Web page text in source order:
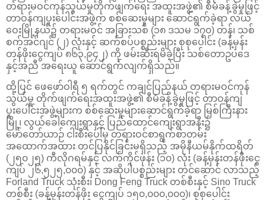
တရားမဝင်ကုန်သွယ်မှုတိုက်ဖျက်ရေး အထူးအဖွဲ့၏ စီမံခန့်ခွဲမှုဖြင့်
တာဝန်ကျပူးပေါင်းအဖွဲ့က စစ်ဆေးမှုများ ဆောင်ရွက်ခဲ့ရာ လယ်
ဝေးမြို့နယ်၌ တရားမဝင် အခြားသစ် (၁၈ ဒသမ ၁၇၀) တန်၊ သစ်
စက်အင်ဂျင် (၂) လုံးနှင့် ဆက်စပ်ပစ္စည်းများ စုစုပေါင်း (ခန့်မှန်း
တန်ဖိုးငွေကျပ် ၈၆၃,၉၄၂) ကို ဖမ်းဆီးရမိခဲ့ပြီး သစ်တောဥပဒေ
နှင့်အညီ အရေးယူ ဆောင်ရွက်လျက်ရှိသည်။
ထို့ပြင် ဖေဖော်ဝါရီ ၅ ရက်တွင် ကချင်ပြည်နယ် တရားမဝင်ကုန်
သွယ်မှု တိုက်ဖျက်ရေးအထူးအဖွဲ့၏ စီမံခန့်ခွဲမှုဖြင့် တာဝန်ကျ
ပူးပေါင်းအဖွဲ့များက စစ်ဆေးမှုများဆောင်ရွက်ခဲ့ရာ မြစ်ကြီးနား
မြို့၊ လွယ်ခေါကျေးရွာနှင့် ပြည်ထောင်ကျေးရွာအနီး၌
မော်တော်ယာဉ် ငါးစီးပေါ်မှ တရားဝင်စာရွက်စာတမ်း
အထောက်အထား တင်ပြနိုင်ခြင်းမရှိသည့် အမိုနီယမ်နိုက်ထရိတ်
(၂၅၀၂၅) ကီလိုဂရမ်နှင့် လက်ကိုင်ဖုန်း (၁၀) လုံး (ခန့်မှန်းတန်ဖိုးငွေ
ကျပ် ၂၆,၅၂၅,၀၀၀) နှင့် အဆိုပါပစ္စည်းများ တင်ဆောင် လာသည့်
Forland Truck သုံးစီး၊ Dong Feng Truck တစ်စီးနှင့် Sino Truck
တစ်စီး (ခန့်မှန်းတန်ဖိုး ငွေကျပ် ၁၅၀,၀၀၀,၀၀၀)၊ စုစုပေါင်း